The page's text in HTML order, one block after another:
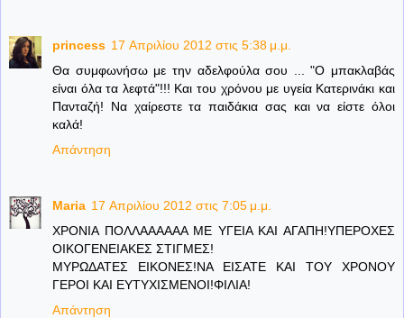
princess 17 Απριλίου 2012 στις 5:38 μ.μ.
Θα συμφωνήσω με την αδελφούλα σου ... "Ο μπακλαβάς
είναι όλα τα λεφτά"!!! Και του χρόνου με υγεία Κατερινάκι και
Πανταζή! Να χαίρεστε τα παιδάκια σας και να είστε όλοι
καλά!
Απάντηση
Maria 17 Απριλίου 2012 στις 7:05 μ.μ.
ΧΡΟΝΙΑ ΠΟΛΛΑΑΑΑΑΑ ΜΕ ΥΓΕΙΑ ΚΑΙ ΑΓΑΠΗ!ΥΠΕΡΟΧΕΣ
ΟΙΚΟΓΕΝΕΙΑΚΕΣ ΣΤΙΓΜΕΣ!
ΜΥΡΩΔΑΤΕΣ ΕΙΚΟΝΕΣ!ΝΑ ΕΙΣΑΤΕ ΚΑΙ ΤΟΥ ΧΡΟΝΟΥ
ΓΕΡΟΙ ΚΑΙ ΕΥΤΥΧΙΣΜΕΝΟΙ!ΦΙΛΙΑ!
Απάντηση